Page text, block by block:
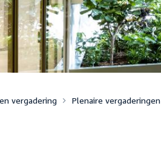
vergadering Plenaire vergaderingen